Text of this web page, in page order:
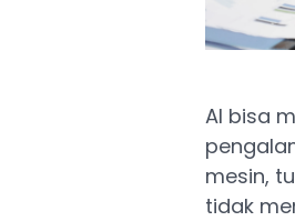
AI bisa
mesin,
tidak